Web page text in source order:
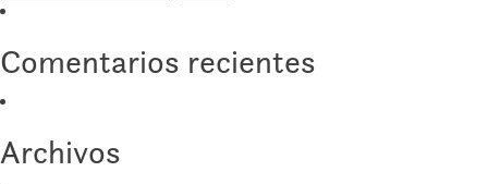
Comentarios recientes
Archivos